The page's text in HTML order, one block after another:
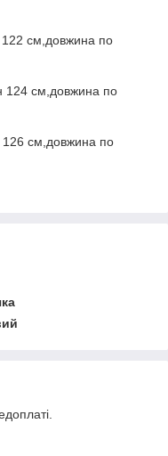
122 см,довжина по
124 см,довжина по
126 см,довжина по